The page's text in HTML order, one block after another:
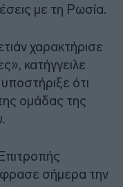
με τη Ρωσία.
χαρακτήρισε
κατήγγειλε
ότι
ομάδας της
σήμερα την